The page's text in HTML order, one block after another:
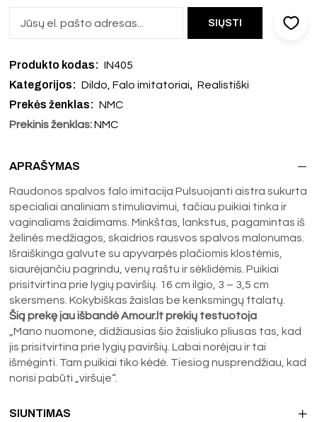
Produkto kodas: IN405
Kategorijos: Dildo, Falo imitatoriai, Realistiški
Prekės ženklas: NMC
Prekinis ženklas: NMC
APRAŠYMAS
Raudonos spalvos falo imitacija Pulsuojanti aistra sukurta
specialiai analiniam stimuliavimui, tačiau puikiai tinka ir
vaginaliams žaidimams. Minkštas, lankstus, pagamintas iš
želinės medžiagos, skaidrios rausvos spalvos malonumas.
Išraiškinga galvute su apyvarpės plačiomis klostėmis,
siaurėjančiu pagrindu, venų raštu ir sėklidėmis. Puikiai
prisitvirtina prie lygių paviršių. 16 cm ilgio, 3 – 3,5 cm
skersmens. Kokybiškas žaislas be kenksmingų ftalatų.
Šią prekę jau išbandė Amour.lt prekių testuotoja
„Mano nuomone, didžiausias šio žaisliuko pliusas tas, kad
jis prisitvirtina prie lygių paviršių. Labai norėjau ir tai
išmėginti. Tam puikiai tiko kėdė. Tiesiog nusprendžiau, kad
norisi pabūti „viršuje“.
SIUNTIMAS